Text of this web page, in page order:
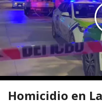
Homicidio en